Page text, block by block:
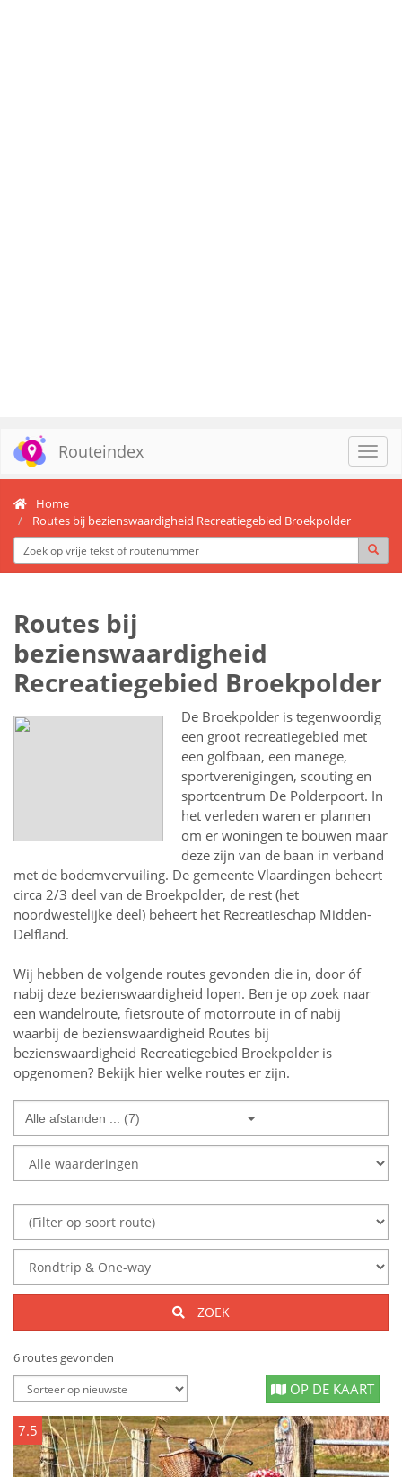
Routeindex
Home
Routes bij bezienswaardigheid Recreatiegebied Broekpolder
Routes bij
bezienswaardigheid
Recreatiegebied Broekpolder
De Broekpolder is tegenwoordig
een groot recreatiegebied met
een golfbaan, een manege,
sportverenigingen, scouting en
sportcentrum De Polderpoort. In
het verleden waren er plannen
om er woningen te bouwen maar
deze zijn van de baan in verband
met de bodemvervuiling. De gemeente Vlaardingen beheert
circa 2/3 deel van de Broekpolder, de rest (het
noordwestelijke deel) beheert het Recreatieschap Midden-
Delfland.
Wij hebben de volgende routes gevonden die in, door óf
nabij deze bezienswaardigheid lopen. Ben je op zoek naar
een wandelroute, fietsroute of motorroute in of nabij
waarbij de bezienswaardigheid Routes bij
bezienswaardigheid Recreatiegebied Broekpolder is
opgenomen? Bekijk hier welke routes er zijn.
Alle afstanden ... (7)
ZOEK
6 routes gevonden
OP DE KAART
7.5